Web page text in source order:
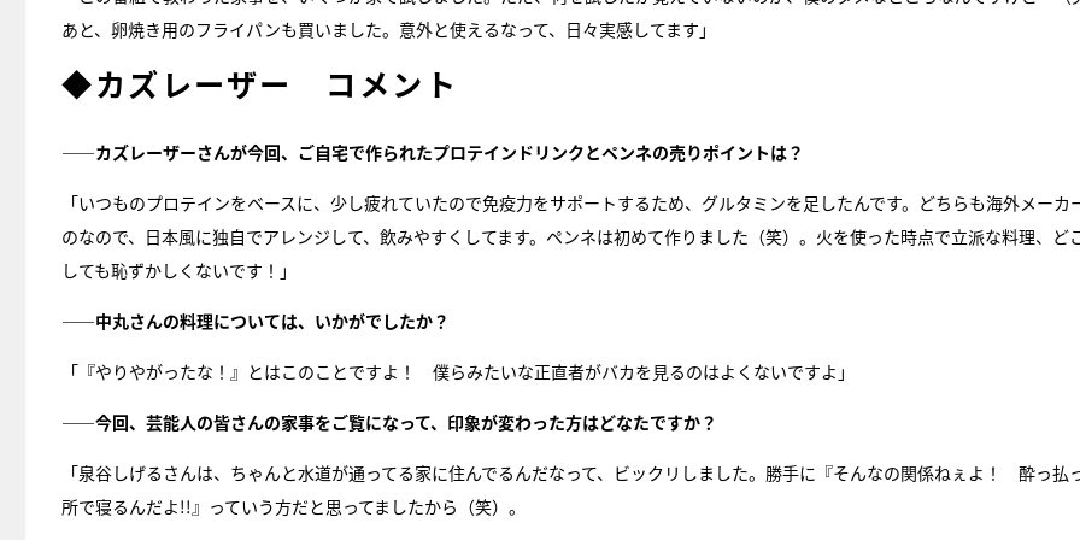
あと、卵焼き用のフライパンも買いました。意外と使えるなって、日々実感してます」
◆カズレーザー コメント
――カズレーザーさんが今回、ご自宅で作られたプロテインドリンクとペンネの売りポイントは？
「いつものプロテインをベースに、少し疲れていたので免疫力をサポートするため、グルタミンを足したんです。どちらも海外メーカ
のなので、日本風に独自でアレンジして、飲みやすくしてます。ペンネは初めて作りました（笑）。火を使った時点で立派な料理、ど
しても恥ずかしくないです！」
――中丸さんの料理については、いかがでしたか？
「『やりやがったな！』とはこのことですよ！ 僕らみたいな正直者がバカを見るのはよくないですよ」
――今回、芸能人の皆さんの家事をご覧になって、印象が変わった方はどなたですか？
「泉谷しげるさんは、ちゃんと水道が通ってる家に住んでるんだなって、ビックリしました。勝手に『そんなの関係ねぇよ！ 酔っ払
所で寝るんだよ!!』っていう方だと思ってましたから（笑）。